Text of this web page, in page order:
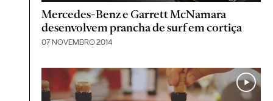
Mercedes-Benz e Garrett McNamara
desenvolvem prancha de surf em cortiça
07 NOVEMBRO 2014